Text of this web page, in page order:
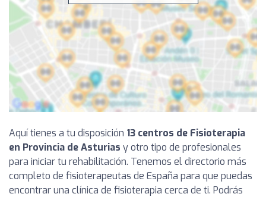
Aquí tienes a tu disposición 13 centros de Fisioterapia
en Provincia de Asturias y otro tipo de profesionales
para iniciar tu rehabilitación. Tenemos el directorio más
completo de fisioterapeutas de España para que puedas
encontrar una clínica de fisioterapia cerca de ti. Podrás